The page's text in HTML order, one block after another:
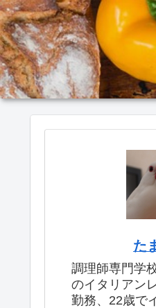
た
調理師専門学
のイタリアン
勤務、22歳で